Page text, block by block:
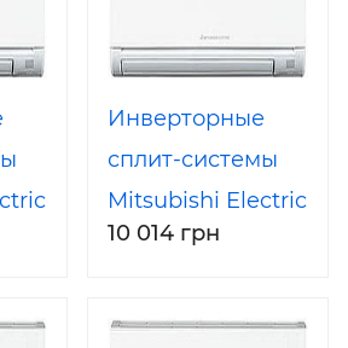
Инверторные
сплит-системы
Mitsubishi Electric
MSZ-
GE35VA
10 014 грн